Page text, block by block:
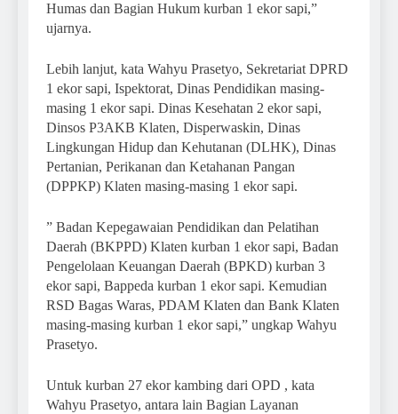
Humas dan Bagian Hukum kurban 1 ekor sapi,”
ujarnya.
Lebih lanjut, kata Wahyu Prasetyo, Sekretariat DPRD
1 ekor sapi, Ispektorat, Dinas Pendidikan masing-
masing 1 ekor sapi. Dinas Kesehatan 2 ekor sapi,
Dinsos P3AKB Klaten, Disperwaskin, Dinas
Lingkungan Hidup dan Kehutanan (DLHK), Dinas
Pertanian, Perikanan dan Ketahanan Pangan
(DPPKP) Klaten masing-masing 1 ekor sapi.
” Badan Kepegawaian Pendidikan dan Pelatihan
Daerah (BKPPD) Klaten kurban 1 ekor sapi, Badan
Pengelolaan Keuangan Daerah (BPKD) kurban 3
ekor sapi, Bappeda kurban 1 ekor sapi. Kemudian
RSD Bagas Waras, PDAM Klaten dan Bank Klaten
masing-masing kurban 1 ekor sapi,” ungkap Wahyu
Prasetyo.
Untuk kurban 27 ekor kambing dari OPD , kata
Wahyu Prasetyo, antara lain Bagian Layanan